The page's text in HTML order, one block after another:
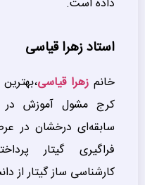
استاد زهرا قیاسی
خانمزهرا قیاسی
کرج مشول آموزش در
فراگیری گیتار
کارشناسی ساز گیتار از